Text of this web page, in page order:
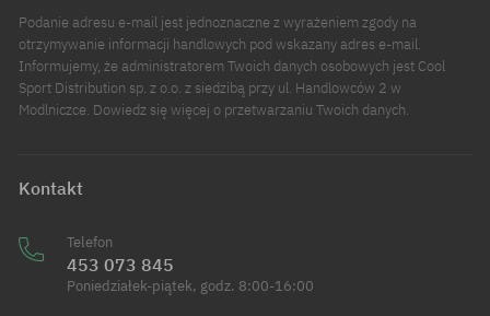
Podanie adresu e-mail jest jednoznaczne z wyrażeniem zgody na
otrzymywanie informacji handlowych pod wskazany adres e-mail.
Informujemy, że administratorem Twoich danych osobowych jest Cool
Sport Distribution sp. z o.o. z siedzibą przy ul. Handlowców 2 w
Modlniczce. Dowiedz się więcej o przetwarzaniu Twoich danych.
Kontakt
Telefon
453 073 845
Poniedziałek-piątek, godz. 8:00-16:00